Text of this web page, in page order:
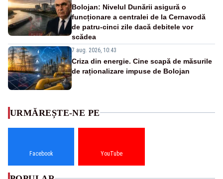
Bolojan: Nivelul Dunării asigură o
funcționare a centralei de la Cernavodă
de patru-cinci zile dacă debitele vor
scădea
7 aug. 2026, 10:43
Criza din energie. Cine scapă de măsurile
de raționalizare impuse de Bolojan
URMĂREȘTE-NE PE
Facebook YouTube